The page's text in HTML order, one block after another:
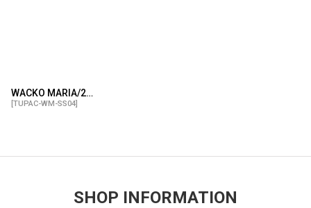
WACKO MARIA/2PAC / SWEAT SHIRT（WHITE）［クルーネックスウェット-23秋冬］
[TUPAC-WM-SS04]
SHOP INFORMATION